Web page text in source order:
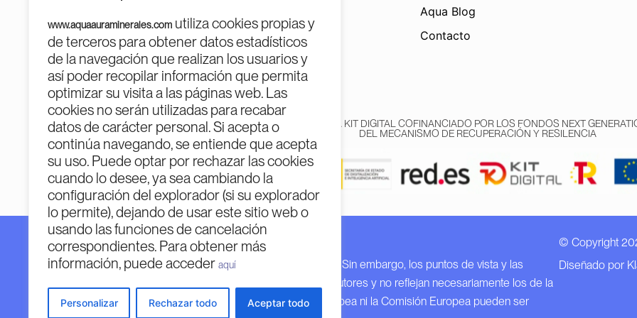
www.aquaauraminerales.com utiliza cookies propias y
de terceros para obtener datos estadísticos
de la navegación que realizan los usuarios y
así poder recopilar información que permita
optimizar su visita a las páginas web. Las
cookies no serán utilizadas para recabar
datos de carácter personal. Si acepta o
continúa navegando, se entiende que acepta
su uso. Puede optar por rechazar las cookies
cuando lo desee, ya sea cambiando la
configuración del explorador (si su explorador
lo permite), dejando de usar este sitio web o
usando las funciones de cancelación
correspondientes. Para obtener más
información, puede acceder aquí
Personalizar Rechazar todo Aceptar todo
Aqua Blog
Contacto
PROGRAMA KIT DIGITAL COFINANCIADO POR LOS FONDOS NEXT
DEL MECANISMO DE RECUPERACIÓN Y RESILENCIA
Financiado por la Unión Europea – Next Generation EU.
Financiado por la Unión Europea – Next Generation EU. Sin embargo, los puntos de vista y las
opiniones expresadas son únicamente los del autor o autores y no reflejan necesariamente los de la
Unión Europea o la Comisión Europea. Ni la Unión Europea ni la Comisión Europea pueden ser
© Copyright
Diseñado por